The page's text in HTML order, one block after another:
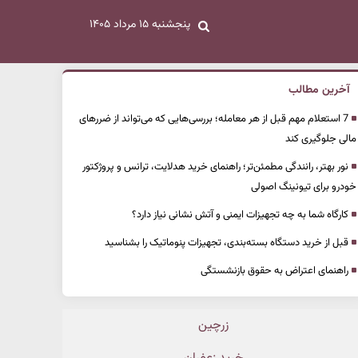
پنجشنبه ۱۵ مرداد ۱۴۰۵
آخرین مطالب
7 استعلام مهم قبل از هر معامله؛ بررسی‌هایی که می‌تواند از ضررهای
مالی جلوگیری کند
نور بهتر، رانندگی مطمئن‌تر؛ راهنمای خرید هدلایت، ترانس و پروژکتور
خودرو برای تیونینگ اصولی
کارگاه شما به چه تجهیزات ایمنی و آتش نشانی نیاز دارد؟
قبل از خرید دستگاه بسته‌بندی، تجهیزات پنوماتیک را بشناسید
راهنمای اعتراض به حقوق بازنشستگی
زرچین